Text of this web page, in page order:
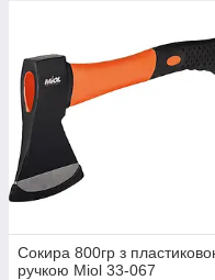
Сокира 800гр з
ручкою Miol 33-067